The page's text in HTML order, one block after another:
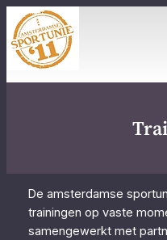
naar
de
inhoud
De amsterdamse
trainingen op vaste
samengewerkt met